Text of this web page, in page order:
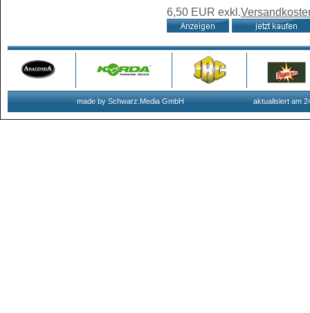
6,50 EUR exkl.
made by Schwarz.Media GmbH aktualisiert am